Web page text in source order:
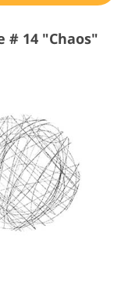
# 14 "Chaos"